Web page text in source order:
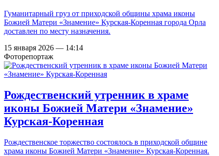
Гуманитарный груз от приходской общины храма иконы
Божией Матери «Знамение» Курская-Коренная города Орла
доставлен по месту назначения.
15 января 2026 — 14:14
Фоторепортаж
Рождественский утренник в храме
иконы Божией Матери «Знамение»
Курская-Коренная
Рождественское торжество состоялось в приходской общине
храма иконы Божией Матери «Знамение» Курская-Коренная.